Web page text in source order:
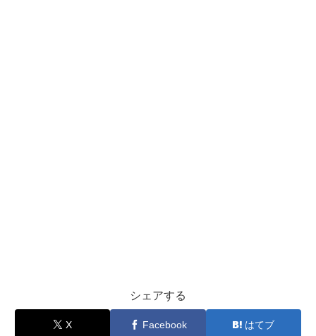
シェアする
X Facebook はてブ